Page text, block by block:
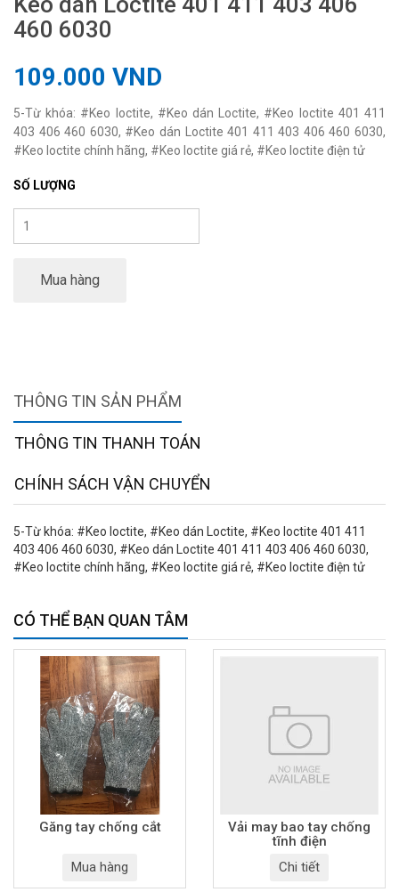
460 6030
109.000 VND
5-Từ khóa: #Keo loctite, #Keo dán Loctite, #Keo loctite 401 411
403 406 460 6030, #Keo dán Loctite 401 411 403 406 460 6030,
#Keo loctite chính hãng, #Keo loctite giá rẻ, #Keo loctite điện tử
SỐ LƯỢNG
Mua hàng
THÔNG TIN SẢN PHẨM
THÔNG TIN THANH TOÁN
CHÍNH SÁCH VẬN CHUYỂN
5-Từ khóa: #Keo loctite, #Keo dán Loctite, #Keo loctite 401 411
403 406 460 6030, #Keo dán Loctite 401 411 403 406 460 6030,
#Keo loctite chính hãng, #Keo loctite giá rẻ, #Keo loctite điện tử
CÓ THỂ BẠN QUAN TÂM
Găng tay chống cắt
Mua hàng
Vải may bao tay chống
tĩnh điện
Chi tiết